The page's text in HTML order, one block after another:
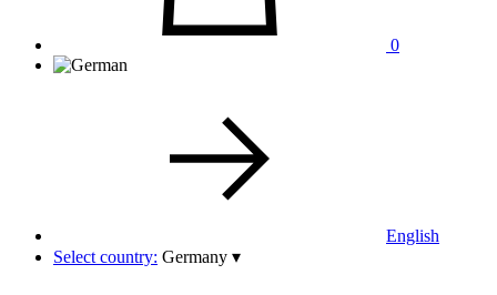
0
English
Select country: Germany ▾